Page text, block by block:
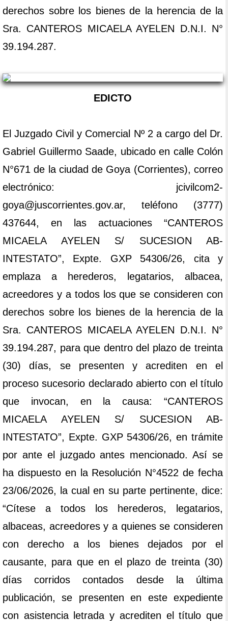
derechos sobre los bienes de la herencia de la
Sra. CANTEROS MICAELA AYELEN D.N.I. N°
39.194.287.
EDICTO
El Juzgado Civil y Comercial Nº 2 a cargo del Dr.
Gabriel Guillermo Saade, ubicado en calle Colón
N°671 de la ciudad de Goya (Corrientes), correo
electrónico: jcivilcom2-
goya@juscorrientes.gov.ar, teléfono (3777)
437644, en las actuaciones “CANTEROS
MICAELA AYELEN S/ SUCESION AB-
INTESTATO”, Expte. GXP 54306/26, cita y
emplaza a herederos, legatarios, albacea,
acreedores y a todos los que se consideren con
derechos sobre los bienes de la herencia de la
Sra. CANTEROS MICAELA AYELEN D.N.I. N°
39.194.287, para que dentro del plazo de treinta
(30) días, se presenten y acrediten en el
proceso sucesorio declarado abierto con el título
que invocan, en la causa: “CANTEROS
MICAELA AYELEN S/ SUCESION AB-
INTESTATO”, Expte. GXP 54306/26, en trámite
por ante el juzgado antes mencionado. Así se
ha dispuesto en la Resolución N°4522 de fecha
23/06/2026, la cual en su parte pertinente, dice:
“Cítese a todos los herederos, legatarios,
albaceas, acreedores y a quienes se consideren
con derecho a los bienes dejados por el
causante, para que en el plazo de treinta (30)
días corridos contados desde la última
publicación, se presenten en este expediente
con asistencia letrada y acrediten el título que